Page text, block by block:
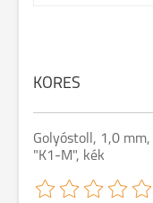
KORES
Golyóstoll, 1,0
"K1-M", kék